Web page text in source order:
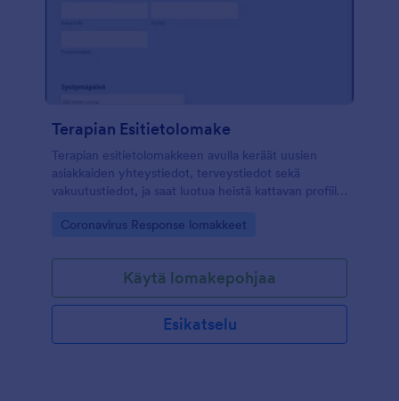
Terapian Esitietolomake
Terapian esitietolomakkeen avulla keräät uusien
asiakkaiden yhteystiedot, terveystiedot sekä
vakuutustiedot, ja saat luotua heistä kattavan profiilin
lisäämällä ja muokkaamalla kysymyksiä ja
lomakkeenrakentajalla luot ammattimaisen
lomakkeen vain muutamalla klikkauksella.
Go to Category:
Coronavirus Response lomakkeet
Käytä lomakepohjaa
Esikatselu